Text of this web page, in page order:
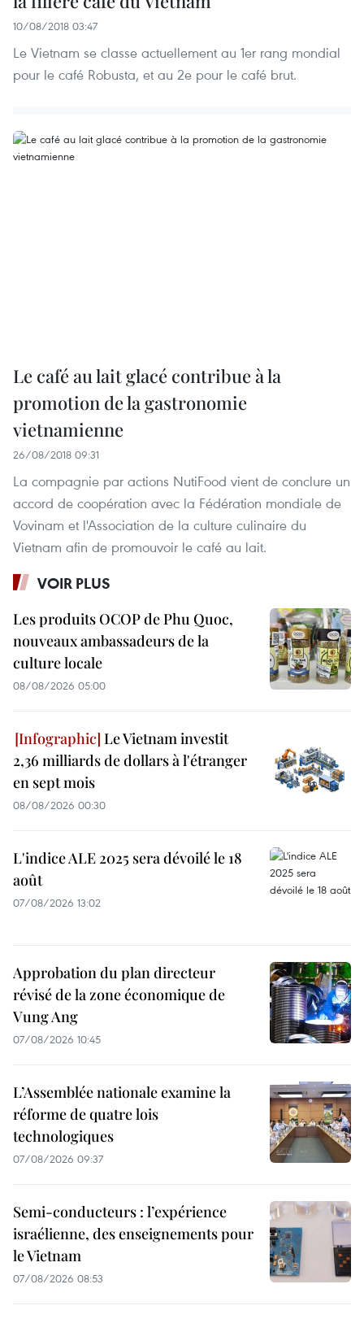
10/08/2018 03:47
Le Vietnam se classe actuellement au 1er rang mondial
pour le café Robusta, et au 2e pour le café brut.
Le café au lait glacé contribue à la
promotion de la gastronomie
vietnamienne
26/08/2018 09:31
La compagnie par actions NutiFood vient de conclure un
accord de coopération avec la Fédération mondiale de
Vovinam et l'Association de la culture culinaire du
Vietnam afin de promouvoir le café au lait.
VOIR PLUS
Les produits OCOP de Phu Quoc,
nouveaux ambassadeurs de la
culture locale
08/08/2026 05:00
Le Vietnam investit
2,36 milliards de dollars à l'étranger
en sept mois
08/08/2026 00:30
L'indice ALE 2025 sera dévoilé le 18
août
07/08/2026 13:02
Approbation du plan directeur
révisé de la zone économique de
Vung Ang
07/08/2026 10:45
L’Assemblée nationale examine la
réforme de quatre lois
technologiques
07/08/2026 09:37
Semi-conducteurs : l’expérience
israélienne, des enseignements pour
le Vietnam
07/08/2026 08:53